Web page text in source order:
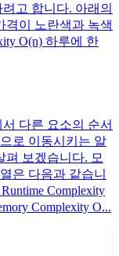
고 합니다. 아래의
격이 노란색과 녹색
O(n) 하루에 한
다른 요소의 순서
로 이동시키는 알
펴 보겠습니다. 모
은 다음과 같습니
Complexity
Complexity O...